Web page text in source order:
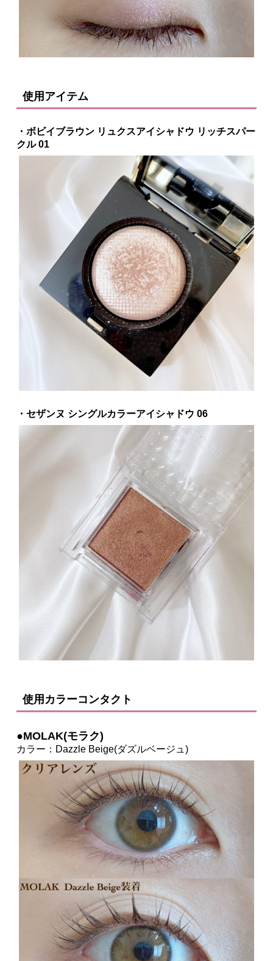
使用アイテム
・ボビイブラウン リュクスアイシャドウ リッチスパー
クル 01
・セザンヌ シングルカラーアイシャドウ 06
使用カラーコンタクト
●MOLAK(モラク)
カラー：Dazzle Beige(ダズルベージュ)